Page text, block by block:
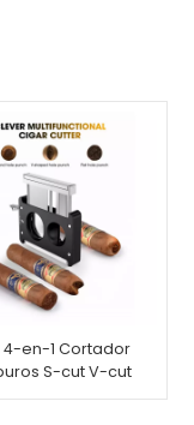
4-en-1 Cortador
S-cut V-cut
cut Stand